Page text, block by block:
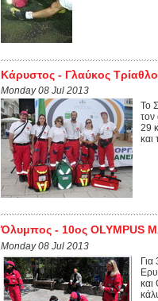
Κάρυστος - Γλαύκος
Monday 08 Jul 2013
To
τον
29
και
Όλυμπος - 10ος OLYMPUS
Monday 08 Jul 2013
και